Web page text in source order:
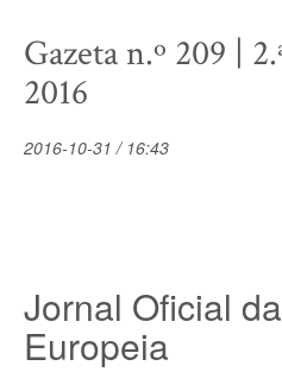
Gazeta n.º 209 |
2016
2016-10-31 / 16:43
Jornal Oficial
Europeia